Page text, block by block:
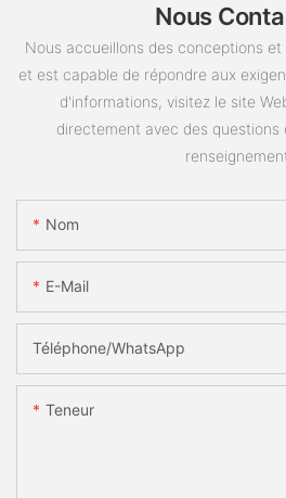
Nous
Nous accueillons des conceptions et
et est capable de répondre aux
d'informations, visitez le site
directement avec des questions
Nom
E-Mail
Téléphone/WhatsApp
Teneur